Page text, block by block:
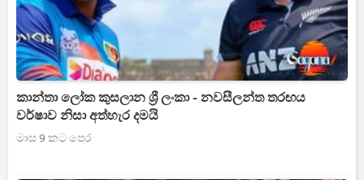
කාන්තා ලෝක කුසලාන ශ්‍රී ලංකා - නවසීලන්ත තරඟය
වර්ෂාව නිසා අත්හැර දමයි
මාස 9 කට පෙර